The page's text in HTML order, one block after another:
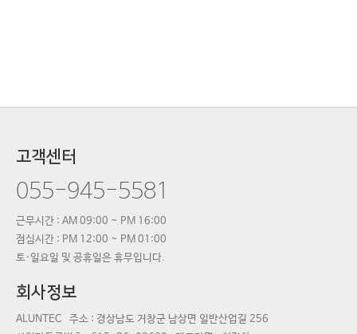
고객센터
055-945-5581
근무시간 : AM 09:00 ~ PM 16:00
점심시간 : PM 12:00 ~ PM 01:00
토·일요일 및 공휴일은 휴무입니다.
회사정보
ALUNTEC
주소 : 경상남도 거창군 남상면 일반산업길 256